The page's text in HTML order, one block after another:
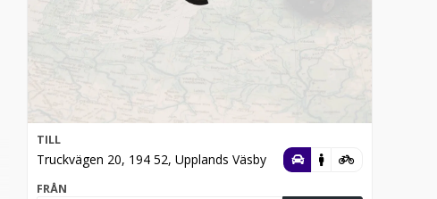
TILL
Truckvägen 20, 194 52, Upplands Väsby
FRÅN